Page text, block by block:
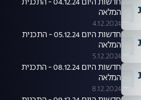
חדשות היום 04.12.24 - התכנית
המלאה
4.12.2024
חדשות היום 05.12.24 - התכנית
המלאה
5.12.2024
חדשות היום 08.12.24 - התכנית
המלאה
8.12.2024